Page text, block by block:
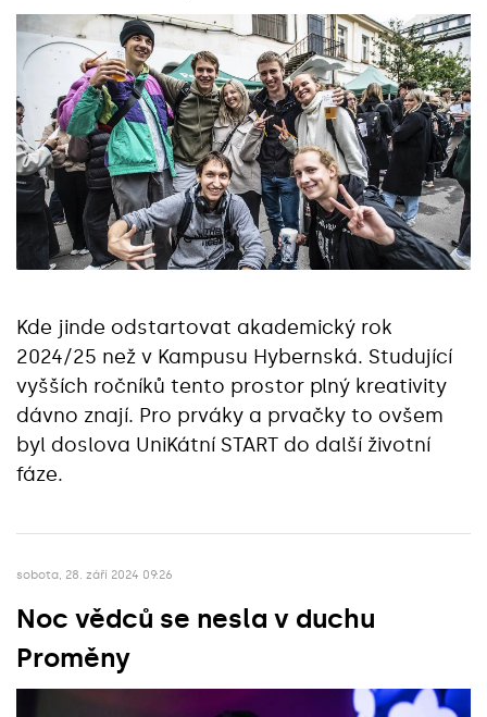
Kde jinde odstartovat akademický rok
2024/25 než v Kampusu Hybernská. Studující
vyšších ročníků tento prostor plný kreativity
dávno znají. Pro prváky a prvačky to ovšem
byl doslova UniKátní START do další životní
fáze.
sobota, 28. září 2024 09:26
Noc vědců se nesla v duchu
Proměny